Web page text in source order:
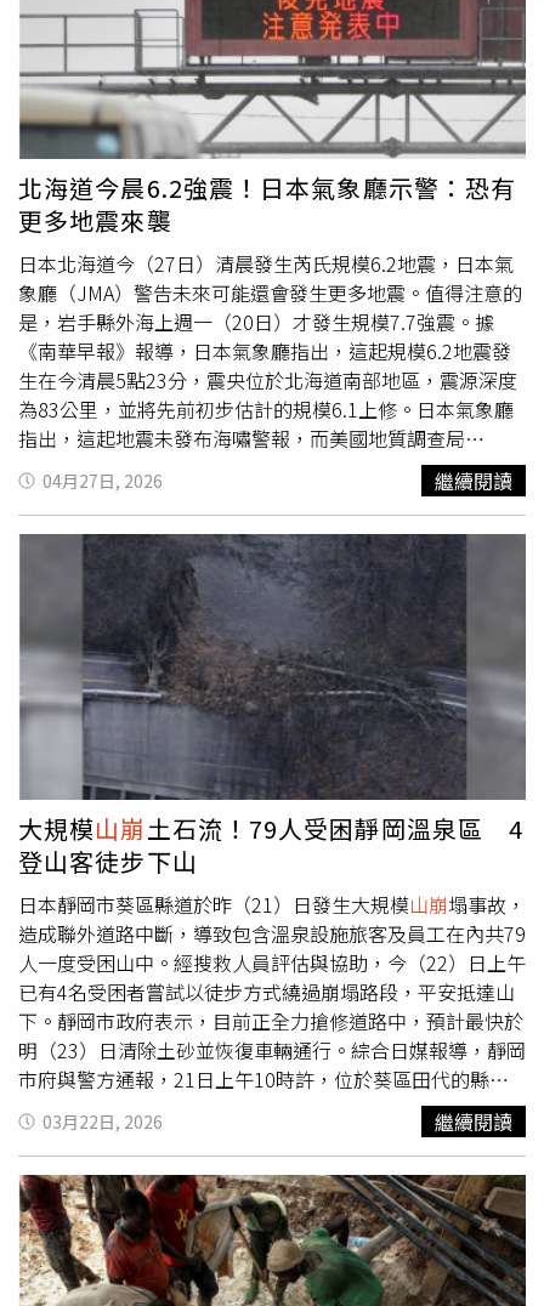
與土石流，造成29人死亡、6人失蹤，這場災難
也促使媒體與政府正式將此災害現象，定名為「土石流」災
害。林得恩指出，2009年8月前，台灣西部地區遭逢大旱，
隨後在8月8日，因「莫拉克颱風」及其引進強烈西南氣流，
造成劇烈且集中的降雨，也導致台灣現代史上死亡人數最多
的「八八風災」。林得恩表示，2020年至2021年春季，台
灣經歷了半世紀以來最嚴重的缺水危機，多處水庫見底，也
實施了大規模分區限水與停灌，而2021年5月起暴雨反撲，
梅雨鋒面及颱風陸續侵襲，其中5月下旬台北更發生打破歷
史紀錄的超級豪雨，多處地下道及市區嚴重積水，後續數個
月的熱帶性低氣壓更讓中南部山區出現致災性豪雨。對此，
林得恩也提醒，台灣歷史上多起極端氣候事件，以及氣候變
遷如何加劇乾旱與豪雨的複合式災情，人們應該借鏡並謹慎
應對。
北海道今晨6.2強震！日本氣象廳示警：恐有
更多地震來襲
日本北海道今（27日）清晨發生芮氏規模6.2地震，日本氣
象廳（JMA）警告未來可能還會發生更多地震。值得注意的
是，岩手縣外海上週一（20日）才發生規模7.7強震。據
《南華早報》報導，日本氣象廳指出，這起規模6.2地震發
生在今清晨5點23分，震央位於北海道南部地區，震源深度
為83公里，並將先前初步估計的規模6.1上修。日本氣象廳
指出，這起地震未發布海嘯警報，而美國地質調查局
（USGS）則預測，由於該地區人口稀少，且位於札幌以東
約200公里處，造成的財產損失及生命威脅相當有限。然
而，日本氣象廳1名官員向記者表示，在經歷強烈搖晃的地
區，「落石與 山崩 的風險已經上升。」日本氣象廳同時警
告，未來1週內，該區域發生類似規模地震的風險仍然偏
高。就在數小時之前，北海道以南數百公里的海域亦發生1
起規模5.0的地震。這一連串地震發生的時間點，距離日本
氣象廳上週發布重大地震警告不到1週。當時岩手縣外海發
生規模7.7強震後，當局警告可能出現規模8.0或更大的地
震，「新的大地震發生的可能性比平時更高。」上週的地震
共造成6人受傷，震動甚至波及距離震央數百公里之外的東
京，多棟大型建築出現明顯搖晃。此外，高達80公分的海嘯
也衝擊了岩手縣的1處港口。報導補充，位於環太平洋火山
帶（Pacific Ring of Fire）西緣的日本，是全球地震活動最活
躍的國家之一，橫跨4個主要板塊交界處。這個人口1.25億
的群島國家，每年通常會發生約1500次地震，占全球地震
總數約18%。日本至今仍深受2011年規模9.0海底強震的陰
影影響，當時引發的海嘯造成約18500人死亡或失蹤，並導
致福島核電廠發生災難性的核熔毀事故。
04月27日, 2026 繼續閱讀
大規模山崩土石流！79人受困靜岡溫泉區 4
登山客徒步下山
日本靜岡市葵區縣道於昨（21）日發生大規模山崩塌事故，
造成聯外道路中斷，導致包含溫泉設施旅客及員工在內共79
人一度受困山中。經搜救人員評估與協助，今（22）日上午
已有4名受困者嘗試以徒步方式繞過崩塌路段，平安抵達山
下。靜岡市政府表示，目前正全力搶修道路中，預計最快於
明（23）日清除土砂並恢復車輛通行。綜合日媒報導，靜岡
市府與警方通報，21日上午10時許，位於葵區田代的縣道
斜面發生大面積土石滑落，坍塌範圍估計高度達70公尺、寬
度約20公尺，巨量土石完全阻斷雙向交通。所幸事故發生當
下並無人車經過，未造成任何人員傷亡。然而，由於受災路
段為通往山區設施的唯一幹道，導致位於道路深處的3處溫
泉設施及旅宿，共計79名住客與員工瞬間受困成為孤島。事
發後，當地政府隨即展開行動，除了確認物資供應與人員安
全外，22日上午已引導其中4名民眾，在安全評估下透過周
03月22日, 2026 繼續閱讀